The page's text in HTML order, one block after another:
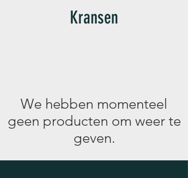
Kransen
We hebben momenteel
geen producten om weer te
geven.